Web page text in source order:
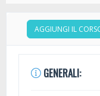
AGGIUNGI IL
GENERALI: